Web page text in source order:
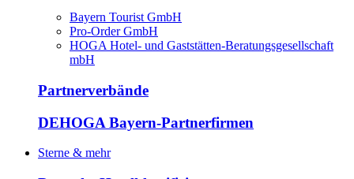
Bayern Tourist GmbH
Pro-Order GmbH
HOGA Hotel- und Gaststätten-Beratungsgesellschaft
mbH
Partnerverbände
DEHOGA Bayern-Partnerfirmen
Sterne & mehr